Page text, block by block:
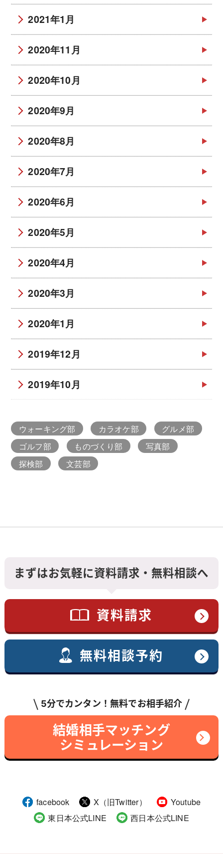
2021年1月
2020年11月
2020年10月
2020年9月
2020年8月
2020年7月
2020年6月
2020年5月
2020年4月
2020年3月
2020年1月
2019年12月
2019年10月
ウォーキング部 カラオケ部
グルメ部
ゴルフ部
ものづくり部
写真部
探検部
文芸部
まずはお気軽に資料請求・無料相談へ
資料請求
無料相談予約
5分でカンタン！無料でお相手紹介
結婚相手マッチング
シミュレーション
facebook X（旧Twitter）
Youtube
東日本公式LINE
西日本公式LINE